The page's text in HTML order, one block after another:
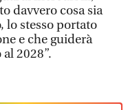
davvero cosa sia
lo stesso portato
e che guiderà
2028”.